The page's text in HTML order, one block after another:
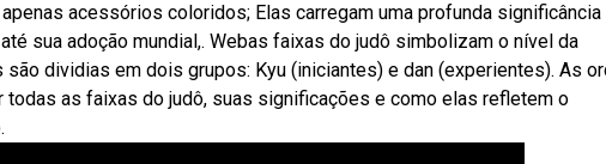
acessórios coloridos; Elas carregam uma profunda significância
sua adoção mundial,. Webas faixas do judô simbolizam o nível da
são dividias em dois grupos: Kyu (iniciantes) e dan (experientes). As
as faixas do judô, suas significações e como elas refletem o